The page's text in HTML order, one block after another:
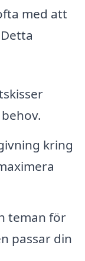
med att
kring
teman för
passar din